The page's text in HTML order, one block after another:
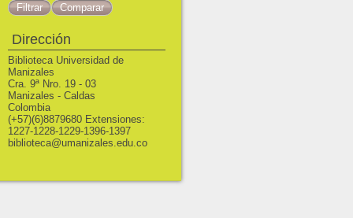
Dirección
Biblioteca Universidad de
Manizales
Cra. 9ª Nro. 19 - 03
Manizales - Caldas
Colombia
(+57)(6)8879680 Extensiones:
1227-1228-1229-1396-1397
biblioteca@umanizales.edu.co